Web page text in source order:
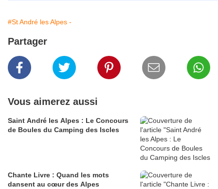
#St André les Alpes -
Partager
Vous aimerez aussi
Saint André les Alpes : Le Concours
de Boules du Camping des Iscles
Chante Livre : Quand les mots
dansent au cœur des Alpes